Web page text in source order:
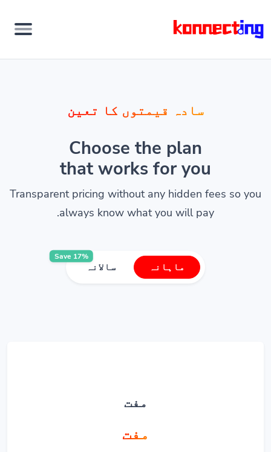
سادہ قیمتوں کا تعین
Choose the plan
that works for you
Transparent pricing without any hidden fees so you
always know what you will pay.
ماہانہ سالانہ
Save 17%
مفت
مفت